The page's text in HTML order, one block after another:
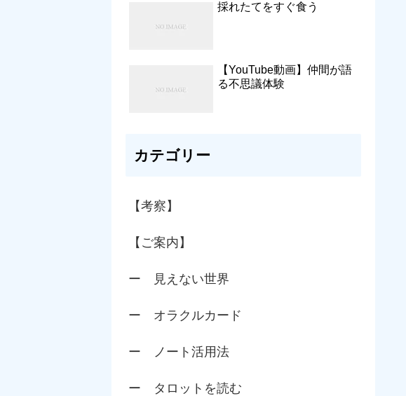
採れたてをすぐ食う
【YouTube動画】仲間が語
る不思議体験
カテゴリー
【考察】
【ご案内】
ー 見えない世界
ー オラクルカード
ー ノート活用法
ー タロットを読む